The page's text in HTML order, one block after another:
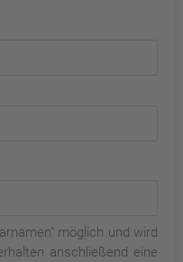
möglich und wird
anschließend eine